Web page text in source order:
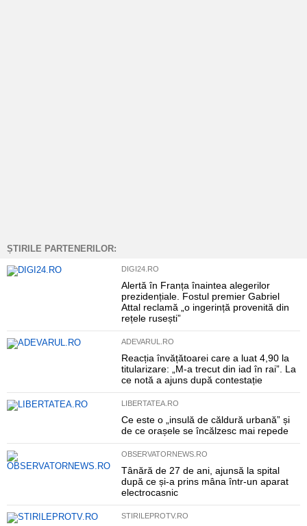
ȘTIRILE PARTENERILOR:
DIGI24.RO
Alertă în Franța înaintea alegerilor
prezidențiale. Fostul premier Gabriel
Attal reclamă „o ingerință provenită din
rețele rusești”
ADEVARUL.RO
Reacția învățătoarei care a luat 4,90 la
titularizare: „M-a trecut din iad în rai”. La
ce notă a ajuns după contestație
LIBERTATEA.RO
Ce este o „insulă de căldură urbană” și
de ce orașele se încălzesc mai repede
OBSERVATORNEWS.RO
Tânără de 27 de ani, ajunsă la spital
după ce și-a prins mâna într-un aparat
electrocasnic
STIRILEPROTV.RO